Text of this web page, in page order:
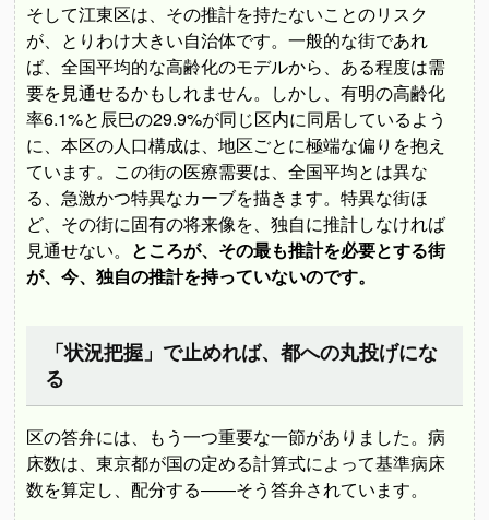
そして江東区は、その推計を持たないことのリスク
が、とりわけ大きい自治体です。一般的な街であれ
ば、全国平均的な高齢化のモデルから、ある程度は需
要を見通せるかもしれません。しかし、有明の高齢化
率6.1%と辰巳の29.9%が同じ区内に同居しているよう
に、本区の人口構成は、地区ごとに極端な偏りを抱え
ています。この街の医療需要は、全国平均とは異な
る、急激かつ特異なカーブを描きます。特異な街ほ
ど、その街に固有の将来像を、独自に推計しなければ
見通せない。 ところが、その最も推計を必要とする街
が、今、独自の推計を持っていないのです。
「状況把握」で止めれば、都への丸投げにな
る
区の答弁には、もう一つ重要な一節がありました。病
床数は、東京都が国の定める計算式によって基準病床
数を算定し、配分する――そう答弁されています。